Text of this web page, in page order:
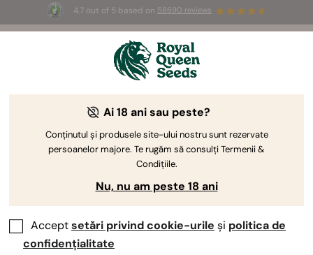
4.7 out of 5 based on 58690 reviews
☀️ Summer Sales: Up to 50% off
selected products! ⏤
Stress Killer și Fast Eddy: Tulpini
autoflorante bogate în CBD
Fast Eddy și Stress Killer sunt douătulpini fantastice
. Ambele soiuri autoflorante oferă high-uri
evidente și funcționale, care sunt ideale pentru
utilizatorii medicali/terapeutici. Dar înainte de a înțelege
tulpinile în sine, trebuie mai întâi să înțelegem genetica
acestor semințe.
Ai 18 ani sau peste?
Conținutul și produsele site-ului nostru sunt rezervate
persoanelor majore. Te rugăm să consulți Termenii &
Condițiile.
Nu, nu am peste 18 ani
Acceptsetări privind cookie-urile și politica de
confidențialitate